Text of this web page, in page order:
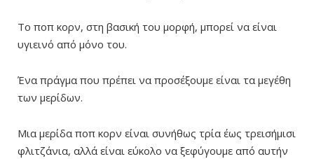
Το ποπ κορν, στη βασική του μορφή, μπορεί να είναι
υγιεινό από μόνο του.
Ένα πράγμα που πρέπει να προσέξουμε είναι τα μεγέθη
των μερίδων.
Μια μερίδα ποπ κορν είναι συνήθως τρία έως τρεισήμισι
φλιτζάνια, αλλά είναι εύκολο να ξεφύγουμε από αυτήν